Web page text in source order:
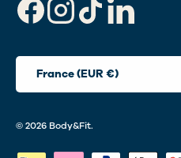
FacebookInstagram
TikTokLinkedIn
Pays
France (EUR €)
© 2026 Body&Fit.